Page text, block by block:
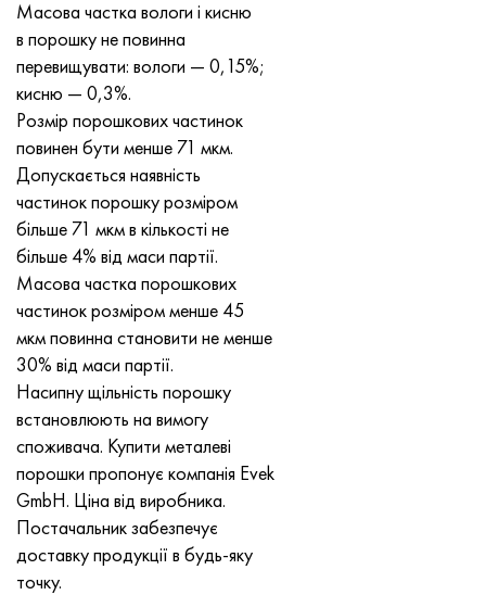
Масова частка вологи і кисню
в порошку не повинна
перевищувати: вологи — 0,15%;
кисню — 0,3%.
Розмір порошкових частинок
повинен бути менше 71 мкм.
Допускається наявність
частинок порошку розміром
більше 71 мкм в кількості не
більше 4% від маси партії.
Масова частка порошкових
частинок розміром менше 45
мкм повинна становити не менше
30% від маси партії.
Насипну щільність порошку
встановлюють на вимогу
споживача. Купити металеві
порошки пропонує компанія Evek
GmbH. Ціна від виробника.
Постачальник забезпечує
доставку продукції в будь-яку
точку.
Нимоник 90
Нимоник 263
Haynes 25
Хайнс 188
Haynes 230
Хастеллой b2
Хастеллой b3
Хастеллой c4
Хастеллой c22
Хастеллой C-276
Хастеллой C2000
Труба прецизійна
Лист, круг, дріт Н70МФВ
AM-350 - ams 5548
AM-355 - ams 5547
Сustom 450® - uns S45000
Greek Ascoloy 418
Труба корозійно-стійка
45Х14Н14В2М
50Х14МФ
65Х13
90Х18МФ
95Х18
ас35г2, 36smnpb14, 1.0765
38х2н2ма, 34CrNiMo6, 40NiCrMo7
40хн2ма, 34CrNiMo4, 36hnm
38ХС, 37hs
38ХА, 37Cr4, aisi 5135
38ХН3МФА, 35nicrmov12-5
40Г, 40Mn4, aisi 1035
38ХМ, 42CrMo4, aisi 1.7225
40ХН, 36NiCr6, aisi 3135
40ХФА, 1.7223, aisi 4142
45Х, 45h, 1.7035